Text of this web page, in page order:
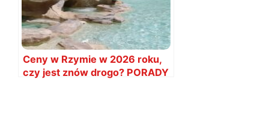
Ceny w Rzymie w 2026 roku,
czy jest znów drogo? PORADY